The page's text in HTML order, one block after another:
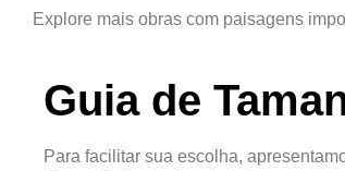
Explore mais obras com paisagens
Guia de
Para facilitar sua escolha,